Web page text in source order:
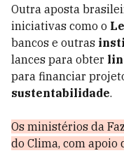
Outra aposta
iniciativas como o
bancos e outras
lances para obter
para financiar
sustentabilidade.
Os ministérios da
do Clima, com